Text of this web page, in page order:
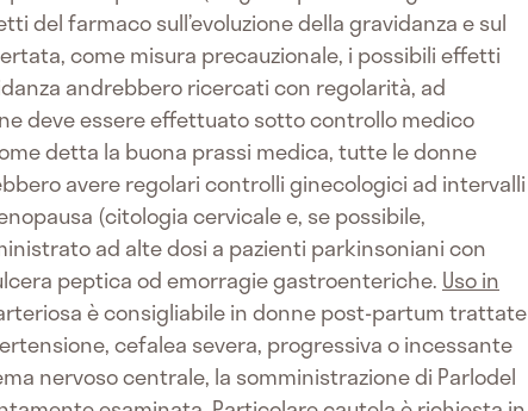
del farmaco sull’evoluzione della gravidanza e sul
come misura precauzionale, i possibili effetti
andrebbero ricercati con regolarità, ad
deve essere effettuato sotto controllo medico
detta la buona prassi medica, tutte le donne
avere regolari controlli ginecologici ad intervalli
(citologia cervicale e, se possibile,
ad alte dosi a pazienti parkinsoniani con
peptica od emorragie gastroenteriche. Uso in
è consigliabile in donne post-partum trattate
cefalea severa, progressiva o incessante
nervoso centrale, la somministrazione di Parlodel